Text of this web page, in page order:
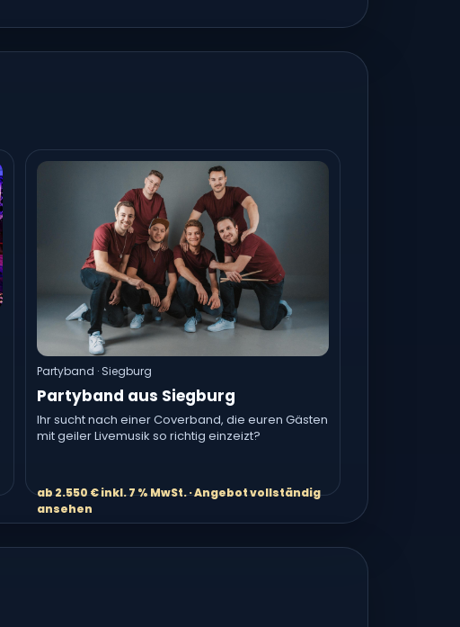
Partyband · Siegburg
Partyband aus Siegburg
Ihr sucht nach einer Coverband, die euren Gästen
mit geiler Livemusik so richtig einzeizt?
ab 2.550 € inkl. 7 % MwSt. · Angebot vollständig
ansehen